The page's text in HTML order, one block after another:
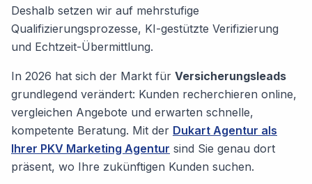
Deshalb setzen wir auf mehrstufige
Qualifizierungsprozesse, KI-gestützte Verifizierung
und Echtzeit-Übermittlung.
In 2026 hat sich der Markt für Versicherungsleads
grundlegend verändert: Kunden recherchieren online,
vergleichen Angebote und erwarten schnelle,
kompetente Beratung. Mit der Dukart Agentur als
Ihrer PKV Marketing Agentur sind Sie genau dort
präsent, wo Ihre zukünftigen Kunden suchen.